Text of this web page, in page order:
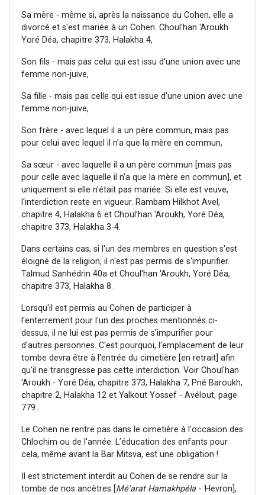
Sa mère - même si, après la naissance du Cohen, elle a
divorcé et s'est mariée à un Cohen. Choul'han 'Aroukh
Yoré Déa, chapitre 373, Halakha 4,
Son fils - mais pas celui qui est issu d'une union avec une
femme non-juive,
Sa fille - mais pas celle qui est issue d'une union avec une
femme non-juive,
Son frère - avec lequel il a un père commun, mais pas
pour celui avec lequel il n'a que la mère en commun,
Sa sœur - avec laquelle il a un père commun [mais pas
pour celle avec laquelle il n'a que la mère en commun], et
uniquement si elle n'était pas mariée. Si elle est veuve,
l'interdiction reste en vigueur. Rambam Hilkhot Avel,
chapitre 4, Halakha 6 et Choul'han 'Aroukh, Yoré Déa,
chapitre 373, Halakha 3-4.
Dans certains cas, si l'un des membres en question s'est
éloigné de la religion, il n'est pas permis de s'impurifier.
Talmud Sanhédrin 40a et Choul'han 'Aroukh, Yoré Déa,
chapitre 373, Halakha 8.
Lorsqu'il est permis au Cohen de participer à
l'enterrement pour l'un des proches mentionnés ci-
dessus, il ne lui est pas permis de s'impurifier pour
d'autres personnes. C'est pourquoi, l'emplacement de leur
tombe devra être à l'entrée du cimetière [en retrait] afin
qu'il ne transgresse pas cette interdiction. Voir Choul'han
'Aroukh - Yoré Déa, chapitre 373, Halakha 7, Pné Baroukh,
chapitre 2, Halakha 12 et Yalkout Yossef - Avélout, page
779.
Le Cohen ne rentre pas dans le cimetière à l'occasion des
Chlochim ou de l'année. L’éducation des enfants pour
cela, même avant la Bar Mitsva, est une obligation !
Il est strictement interdit au Cohen de se rendre sur la
tombe de nos ancêtres [ Mé'arat Hamakhpéla - 'Hevron],